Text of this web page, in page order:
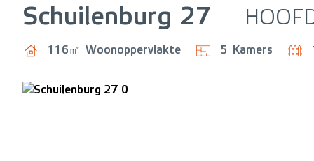
Schuilenburg 27
116㎡ Woonoppervlakte 5 Kamers